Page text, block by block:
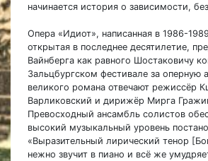
начинается история о зависимости,
Опера «Идиот», написанная в 1986-
открытая в последнее десятилетие,
Вайнберга как равного Шостаковичу
Зальцбургском фестивале за оперную
великого романа отвечают режиссёр
Варликовский и дирижёр Мирга
Превосходный ансамбль солистов
высокий музыкальный уровень
«Выразительный лирический тенор
нежно звучит в пиано и всё же